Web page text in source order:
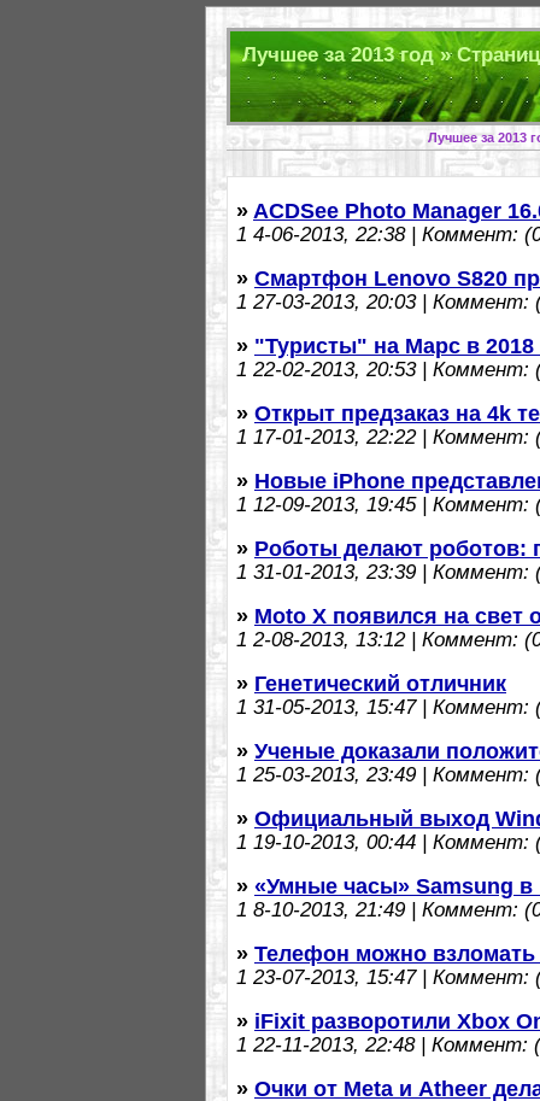
Лучшее за 2013 год »
Лучшее за 2013
» ACDSee Photo Manager
1 4-06-2013, 22:38 | Коммент:
» Смартфон Lenovo S820
1 27-03-2013, 20:03 | Коммент:
» "Туристы" на Марс в 2018
1 22-02-2013, 20:53 | Коммент:
» Открыт предзаказ на 4k
1 17-01-2013, 22:22 | Коммент:
» Новые iPhone
1 12-09-2013, 19:45 | Коммент:
» Роботы делают роботов:
1 31-01-2013, 23:39 | Коммент:
» Moto X появился на свет
1 2-08-2013, 13:12 | Коммент:
» Генетический отличник
1 31-05-2013, 15:47 | Коммент:
» Ученые доказали
1 25-03-2013, 23:49 | Коммент:
» Официальный выход
1 19-10-2013, 00:44 | Коммент:
» «Умные часы» Samsung в
1 8-10-2013, 21:49 | Коммент:
» Телефон можно взломать
1 23-07-2013, 15:47 | Коммент:
» iFixit разворотили Xbox
1 22-11-2013, 22:48 | Коммент:
» Очки от Meta и Atheer